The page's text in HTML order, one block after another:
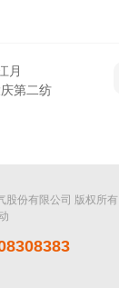
月
第二纺
份有限公司 版权所有